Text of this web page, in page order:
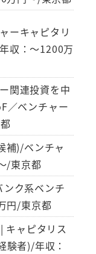
ーキャピタリ
収：～1200万
関連投資を中
／ベンチャー
補)/ベンチャ
/東京都
ク系ベンチ
円/東京都
キャピタリス
者)/年収：